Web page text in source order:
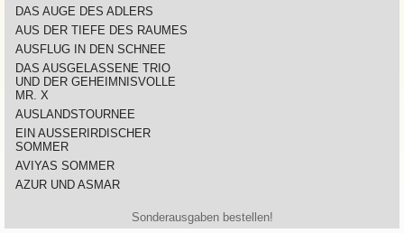
DAS AUGE DES ADLERS
AUS DER TIEFE DES RAUMES
AUSFLUG IN DEN SCHNEE
DAS AUSGELASSENE TRIO
UND DER GEHEIMNISVOLLE
MR. X
AUSLANDSTOURNEE
EIN AUSSERIRDISCHER
SOMMER
AVIYAS SOMMER
AZUR UND ASMAR
Sonderausgaben bestellen!